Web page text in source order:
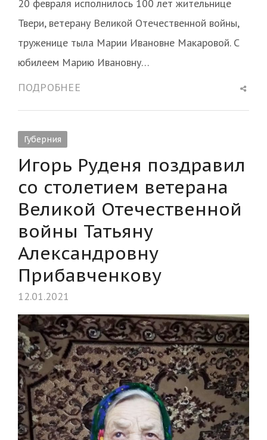
20 февраля исполнилось 100 лет жительнице
Твери, ветерану Великой Отечественной войны,
труженице тыла Марии Ивановне Макаровой. С
юбилеем Марию Ивановну…
ПОДРОБНЕЕ
post
Губерния
Игорь Руденя поздравил
со столетием ветерана
Великой Отечественной
войны Татьяну
Александровну
Прибавченкову
12.01.2021